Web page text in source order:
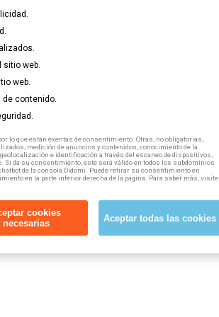
sitio web.
web.
contenido.
lo que están exentas de consentimiento. Otras, no obligatorias,
medición de anuncios y contenidos, conocimiento de la
e identificación a través del escaneo de dispositivos,
da su consentimiento, este será válido en todos los subdominios
de la consola Didomi. Puede retirar su consentimiento en
en la parte inferior derecha de la página. Para saber más, visite
cookies
necesarias
Aceptar todas las cookies